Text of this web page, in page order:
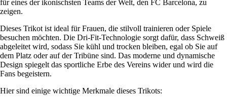
für eines der ikonischsten Teams der Welt, den FC Barcelona, zu
zeigen.
Dieses Trikot ist ideal für Frauen, die stilvoll trainieren oder Spiele
besuchen möchten. Die Dri-Fit-Technologie sorgt dafür, dass Schweiß
abgeleitet wird, sodass Sie kühl und trocken bleiben, egal ob Sie auf
dem Platz oder auf der Tribüne sind. Das moderne und dynamische
Design spiegelt das sportliche Erbe des Vereins wider und wird die
Fans begeistern.
Hier sind einige wichtige Merkmale dieses Trikots: